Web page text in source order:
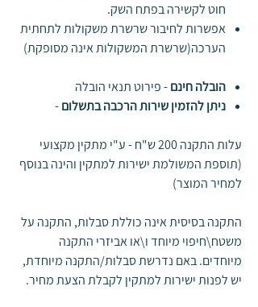
חוט לקשירה בפתח השק.
אפשרות לחיבור שרשרת משקולות לתחתית
הערכה(שרשרת המשקולות אינה מסופקת)
הובלה חינם- פירוט תנאי הובלה
ניתן להזמין שירות הרכבה בתשלום-
עלות התקנה 200 ש"ח - ע"י מתקין מקצועי
(תוספת המשולמת ישירות למתקין והינה בנוסף
למחיר המוצר)
התקנה בסיסית אינה כוללת סבלות, התקנה על
משטח\חיפוי מיוחד ו\או אביזרי התקנה
מיוחדים. באם נדרשת סבלות/התקנה מיוחדת,
יש לפנות ישירות למתקין לקבלת הצעת מחיר.